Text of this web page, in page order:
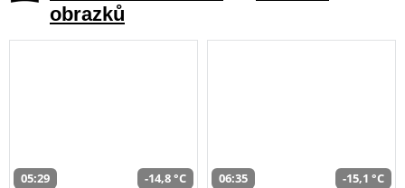
obrazků
05:29 -14,8 °C 06:35 -15,1 °C